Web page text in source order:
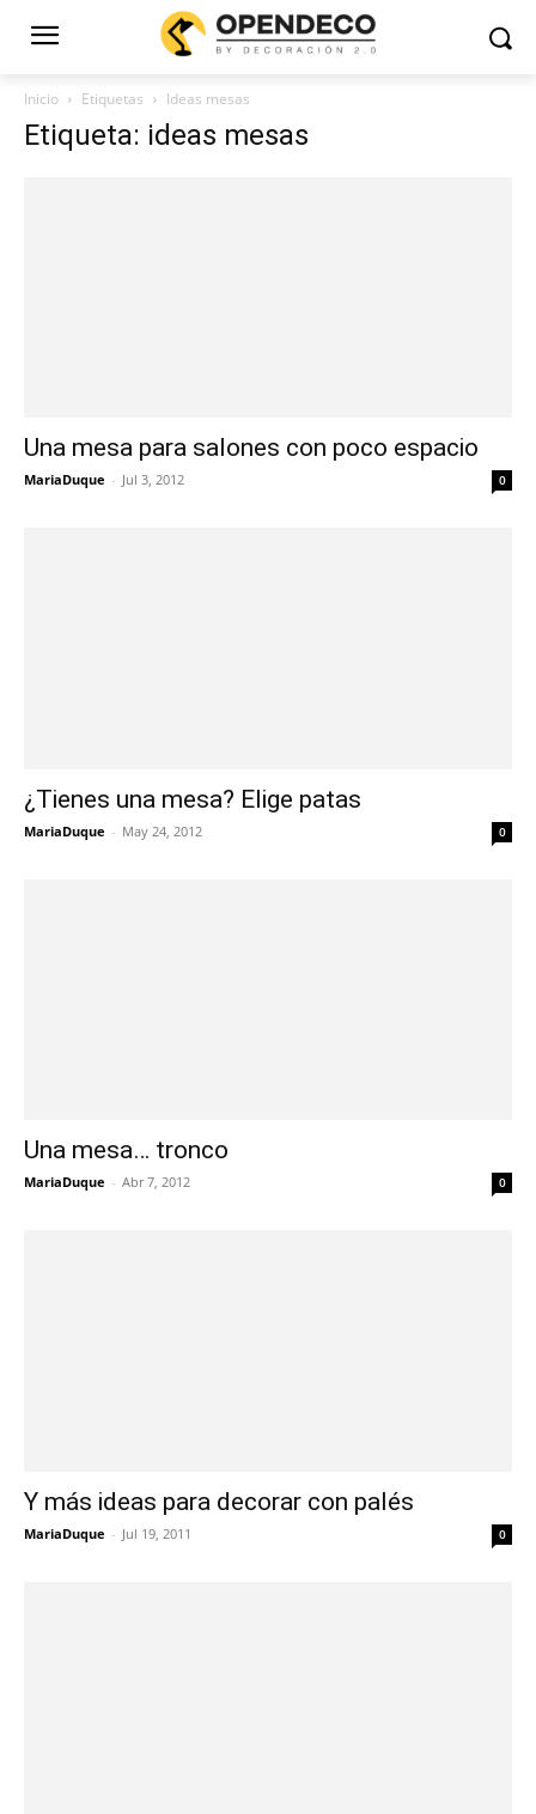
Inicio Etiquetas Ideas mesas
Etiqueta: ideas mesas
Una mesa para salones con poco espacio
MariaDuque - Jul 3, 2012 0
¿Tienes una mesa? Elige patas
MariaDuque - May 24, 2012 0
Una mesa… tronco
MariaDuque - Abr 7, 2012 0
Y más ideas para decorar con palés
MariaDuque - Jul 19, 2011 0